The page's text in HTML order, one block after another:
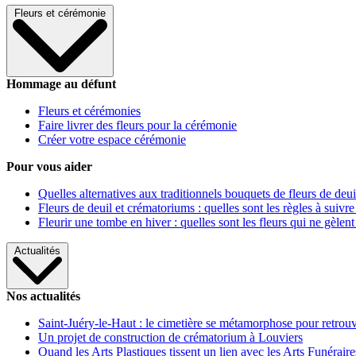
Fleurs et cérémonie
Hommage au défunt
Fleurs et cérémonies
Faire livrer des fleurs pour la cérémonie
Créer votre espace cérémonie
Pour vous aider
Quelles alternatives aux traditionnels bouquets de fleurs de
Fleurs de deuil et crématoriums : quelles sont les règles à
Fleurir une tombe en hiver : quelles sont les fleurs qui ne gèlent
Actualités
Nos actualités
Saint-Juéry-le-Haut : le cimetière se métamorphose pour
Un projet de construction de crématorium à Louviers
Quand les Arts Plastiques tissent un lien avec les Arts